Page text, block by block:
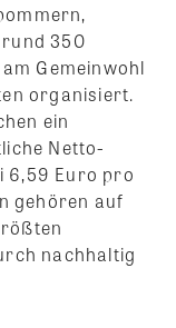
350
Gemeinwohl
organisiert.
ein
Netto-
6,59 Euro pro
gehören auf
nachhaltig